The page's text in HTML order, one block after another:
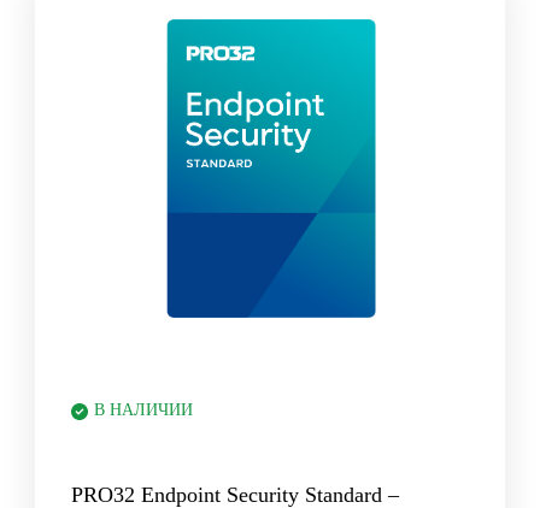
В НАЛИЧИИ
PRO32 Endpoint Security Standard –